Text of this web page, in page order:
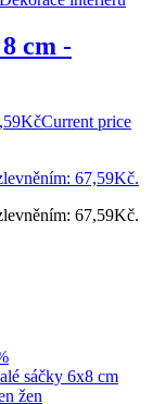
cm -
KčCurrent price
67,59Kč.
67,59Kč.